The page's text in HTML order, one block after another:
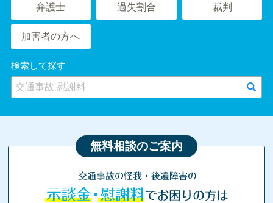
弁護士 過失割合 裁判
加害者の方へ
検索して探す
無料相談のご案内
交通事故の怪我・後遺障害の
示談金・慰謝料でお困りの方は